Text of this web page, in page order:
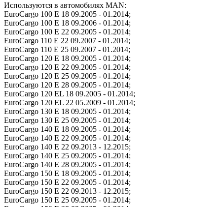
Используются в автомобилях MAN:
EuroCargo 100 E 18 09.2005 - 01.2014;
EuroCargo 100 E 18 09.2006 - 01.2014;
EuroCargo 100 E 22 09.2005 - 01.2014;
EuroCargo 110 E 22 09.2007 - 01.2014;
EuroCargo 110 E 25 09.2007 - 01.2014;
EuroCargo 120 E 18 09.2005 - 01.2014;
EuroCargo 120 E 22 09.2005 - 01.2014;
EuroCargo 120 E 25 09.2005 - 01.2014;
EuroCargo 120 E 28 09.2005 - 01.2014;
EuroCargo 120 EL 18 09.2005 - 01.2014;
EuroCargo 120 EL 22 05.2009 - 01.2014;
EuroCargo 130 E 18 09.2005 - 01.2014;
EuroCargo 130 E 25 09.2005 - 01.2014;
EuroCargo 140 E 18 09.2005 - 01.2014;
EuroCargo 140 E 22 09.2005 - 01.2014;
EuroCargo 140 E 22 09.2013 - 12.2015;
EuroCargo 140 E 25 09.2005 - 01.2014;
EuroCargo 140 E 28 09.2005 - 01.2014;
EuroCargo 150 E 18 09.2005 - 01.2014;
EuroCargo 150 E 22 09.2005 - 01.2014;
EuroCargo 150 E 22 09.2013 - 12.2015;
EuroCargo 150 E 25 09.2005 - 01.2014;